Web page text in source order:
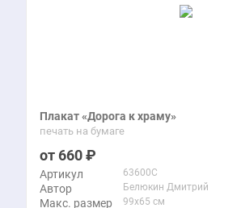
Плакат «Дорога к храму»
печать на бумаге
660
Артикул 63600C
Автор Белюкин Дмитрий
Макс. размер 99x65 см